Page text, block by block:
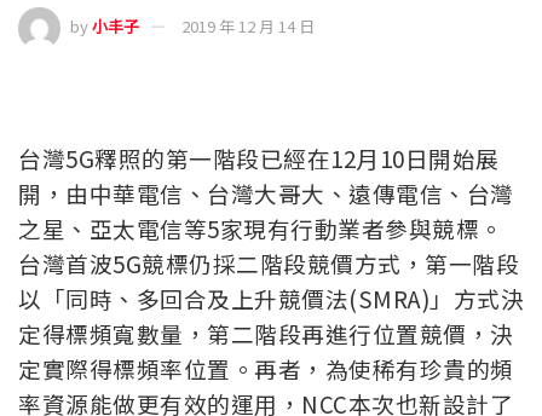
by小丰子 2019 年 12 月 14 日
台灣5G釋照的第一階段已經在12月10日開始展
開，由中華電信、台灣大哥大、遠傳電信、台灣
之星、亞太電信等5家現有行動業者參與競標。
台灣首波5G競標仍採二階段競價方式，第一階段
以「同時、多回合及上升競價法(SMRA)」方式決
定得標頻寬數量，第二階段再進行位置競價，決
定實際得標頻率位置。再者，為使稀有珍貴的頻
率資源能做更有效的運用，NCC本次也新設計了